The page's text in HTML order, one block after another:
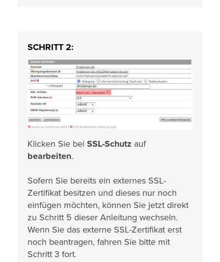
SCHRITT 2:
Klicken Sie bei SSL-Schutz auf
bearbeiten.
Sofern Sie bereits ein externes SSL-
Zertifikat besitzen und dieses nur noch
einfügen möchten, können Sie jetzt direkt
zu Schritt 5 dieser Anleitung wechseln.
Wenn Sie das externe SSL-Zertifikat erst
noch beantragen, fahren Sie bitte mit
Schritt 3 fort.